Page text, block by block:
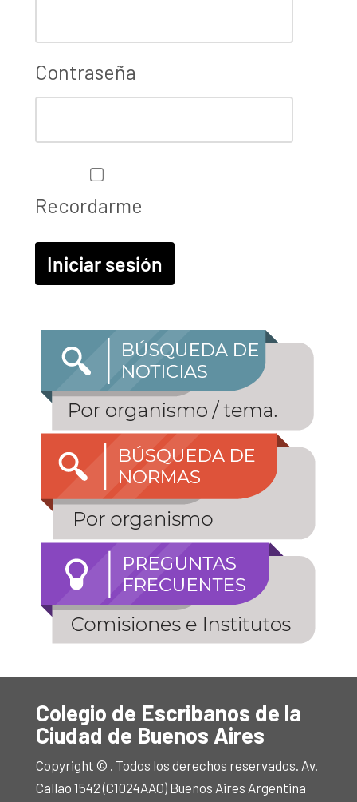
Contraseña
Recordarme
Colegio de Escribanos de la
Ciudad de Buenos Aires
Copyright © . Todos los derechos reservados. Av.
Callao 1542 (C1024AAO) Buenos Aires Argentina